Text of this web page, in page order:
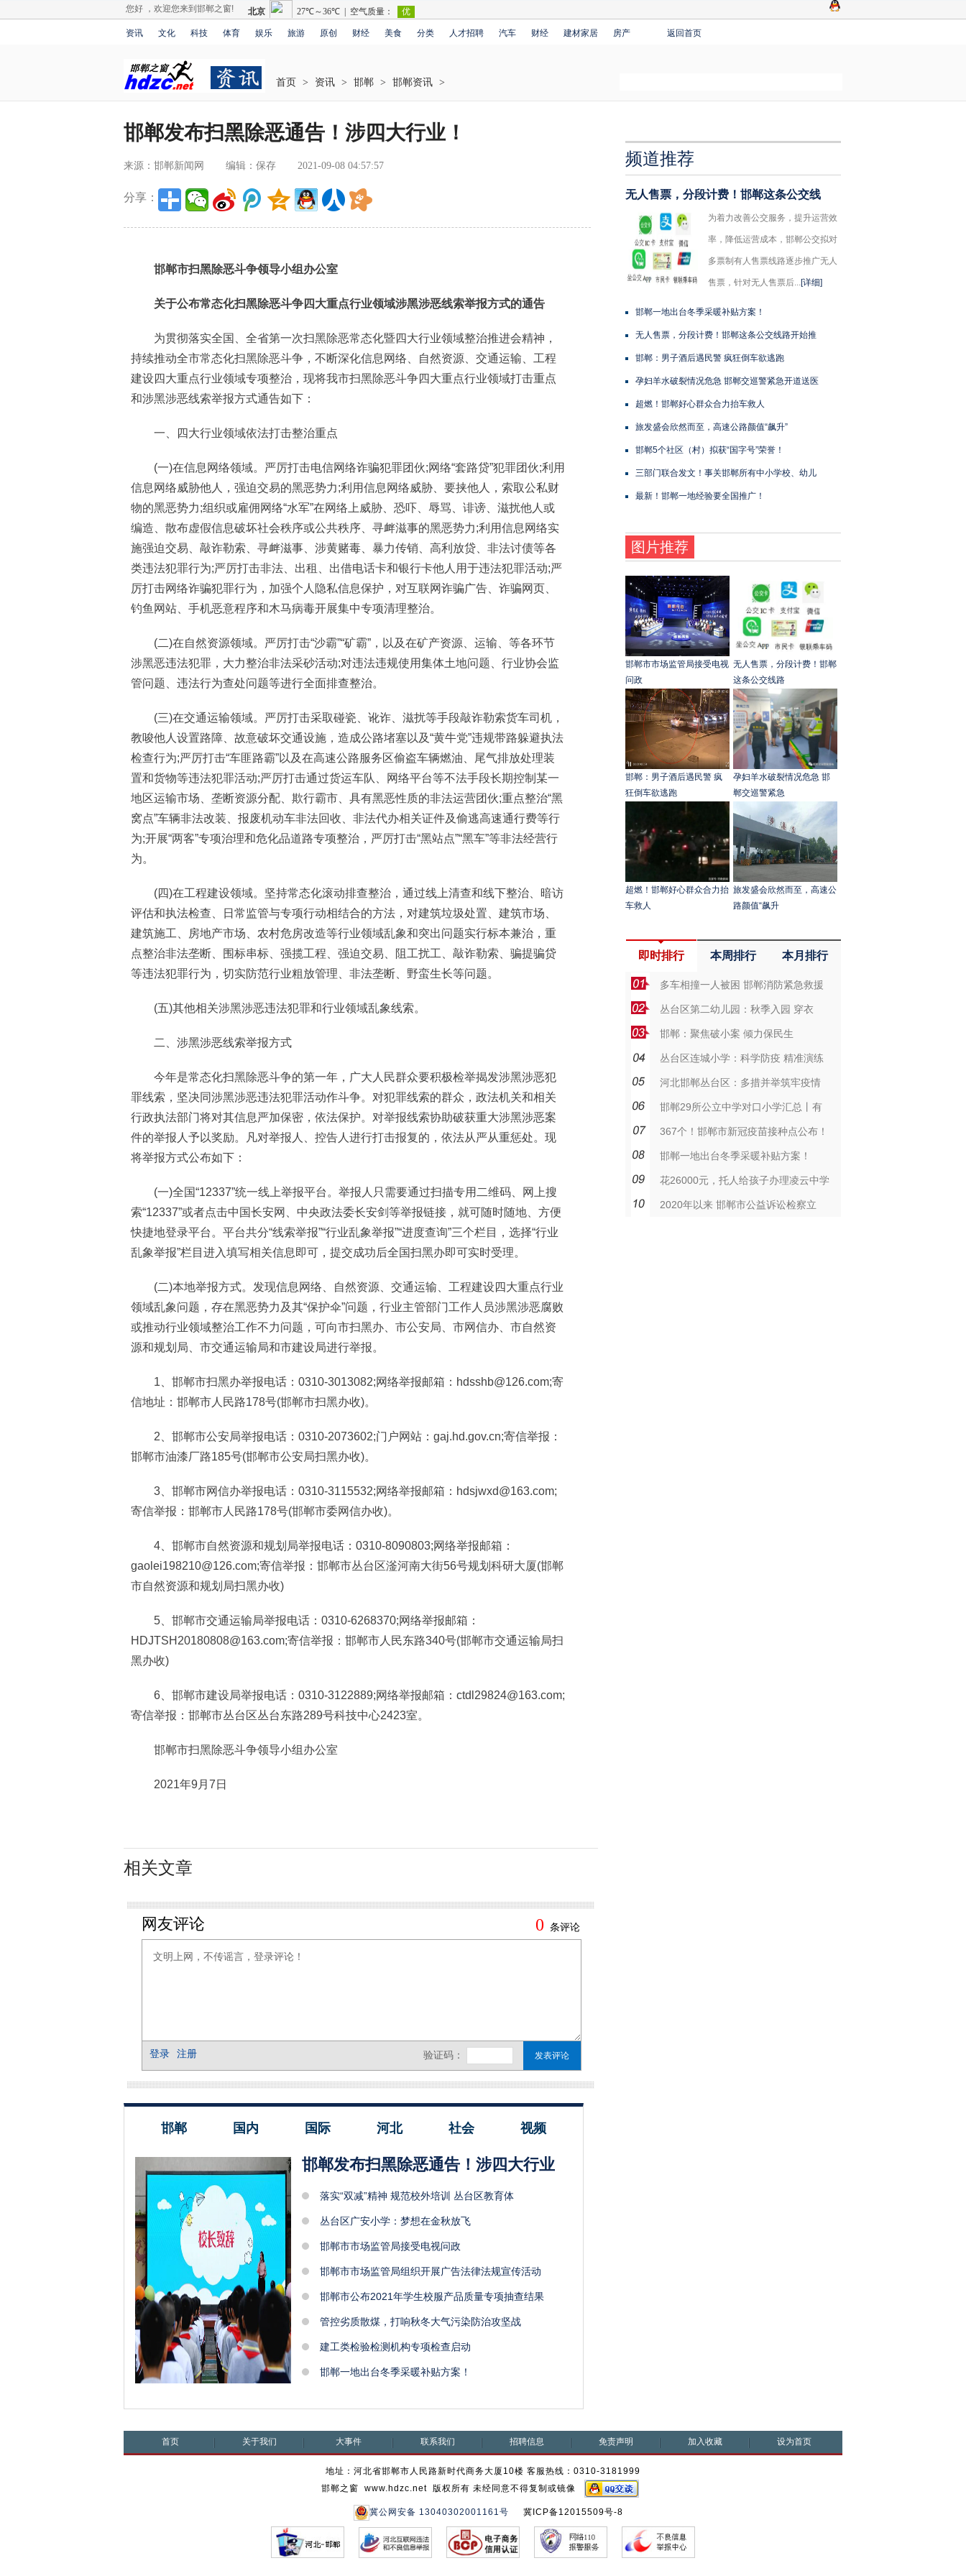
您好 ，欢迎您来到邯郸之窗!
资讯 文化 科技 体育 娱乐 旅游 原创 财经 美食 分类 人才招聘 汽车 财经 建材家居 房产 返回首页
首页 > 资讯 > 邯郸 > 邯郸资讯 >
邯郸发布扫黑除恶通告！涉四大行业！
来源：邯郸新闻网 编辑：保存 2021-09-08 04:57:57
分享：
邯郸市扫黑除恶斗争领导小组办公室
关于公布常态化扫黑除恶斗争四大重点行业领域涉黑涉恶线索举报方式的通告
为贯彻落实全国、全省第一次扫黑除恶常态化暨四大行业领域整治推进会精神，
持续推动全市常态化扫黑除恶斗争，不断深化信息网络、自然资源、交通运输、工程
建设四大重点行业领域专项整治，现将我市扫黑除恶斗争四大重点行业领域打击重点
和涉黑涉恶线索举报方式通告如下：
一、四大行业领域依法打击整治重点
(一)在信息网络领域。严厉打击电信网络诈骗犯罪团伙;网络“套路贷”犯罪团伙;利用
信息网络威胁他人，强迫交易的黑恶势力;利用信息网络威胁、要挟他人，索取公私财
物的黑恶势力;组织或雇佣网络“水军”在网络上威胁、恐吓、辱骂、诽谤、滋扰他人或
编造、散布虚假信息破坏社会秩序或公共秩序、寻衅滋事的黑恶势力;利用信息网络实
施强迫交易、敲诈勒索、寻衅滋事、涉黄赌毒、暴力传销、高利放贷、非法讨债等各
类违法犯罪行为;严厉打击非法、出租、出借电话卡和银行卡他人用于违法犯罪活动;严
厉打击网络诈骗犯罪行为，加强个人隐私信息保护，对互联网诈骗广告、诈骗网页、
钓鱼网站、手机恶意程序和木马病毒开展集中专项清理整治。
(二)在自然资源领域。严厉打击“沙霸”“矿霸”，以及在矿产资源、运输、等各环节
涉黑恶违法犯罪，大力整治非法采砂活动;对违法违规使用集体土地问题、行业协会监
管问题、违法行为查处问题等进行全面排查整治。
(三)在交通运输领域。严厉打击采取碰瓷、讹诈、滋扰等手段敲诈勒索货车司机，
教唆他人设置路障、故意破坏交通设施，造成公路堵塞以及“黄牛党”违规带路躲避执法
检查行为;严厉打击“车匪路霸”以及在高速公路服务区偷盗车辆燃油、尾气排放处理装
置和货物等违法犯罪活动;严厉打击通过货运车队、网络平台等不法手段长期控制某一
地区运输市场、垄断资源分配、欺行霸市、具有黑恶性质的非法运营团伙;重点整治“黑
窝点”车辆非法改装、报废机动车非法回收、非法代办相关证件及偷逃高速通行费等行
为;开展“两客”专项治理和危化品道路专项整治，严厉打击“黑站点”“黑车”等非法经营行
为。
(四)在工程建设领域。坚持常态化滚动排查整治，通过线上清查和线下整治、暗访
评估和执法检查、日常监管与专项行动相结合的方法，对建筑垃圾处置、建筑市场、
建筑施工、房地产市场、农村危房改造等行业领域乱象和突出问题实行标本兼治，重
点整治非法垄断、围标串标、强揽工程、强迫交易、阻工扰工、敲诈勒索、骗提骗贷
等违法犯罪行为，切实防范行业粗放管理、非法垄断、野蛮生长等问题。
(五)其他相关涉黑涉恶违法犯罪和行业领域乱象线索。
二、涉黑涉恶线索举报方式
今年是常态化扫黑除恶斗争的第一年，广大人民群众要积极检举揭发涉黑涉恶犯
罪线索，坚决同涉黑涉恶违法犯罪活动作斗争。对犯罪线索的群众，政法机关和相关
行政执法部门将对其信息严加保密，依法保护。对举报线索协助破获重大涉黑涉恶案
件的举报人予以奖励。凡对举报人、控告人进行打击报复的，依法从严从重惩处。现
将举报方式公布如下：
(一)全国“12337”统一线上举报平台。举报人只需要通过扫描专用二维码、网上搜
索“12337”或者点击中国长安网、中央政法委长安剑等举报链接，就可随时随地、方便
快捷地登录平台。平台共分“线索举报”“行业乱象举报”“进度查询”三个栏目，选择“行业
乱象举报”栏目进入填写相关信息即可，提交成功后全国扫黑办即可实时受理。
(二)本地举报方式。发现信息网络、自然资源、交通运输、工程建设四大重点行业
领域乱象问题，存在黑恶势力及其“保护伞”问题，行业主管部门工作人员涉黑涉恶腐败
或推动行业领域整治工作不力问题，可向市扫黑办、市公安局、市网信办、市自然资
源和规划局、市交通运输局和市建设局进行举报。
1、邯郸市扫黑办举报电话：0310-3013082;网络举报邮箱：hdsshb@126.com;寄
信地址：邯郸市人民路178号(邯郸市扫黑办收)。
2、邯郸市公安局举报电话：0310-2073602;门户网站：gaj.hd.gov.cn;寄信举报：
邯郸市油漆厂路185号(邯郸市公安局扫黑办收)。
3、邯郸市网信办举报电话：0310-3115532;网络举报邮箱：hdsjwxd@163.com;
寄信举报：邯郸市人民路178号(邯郸市委网信办收)。
4、邯郸市自然资源和规划局举报电话：0310-8090803;网络举报邮箱：
gaolei198210@126.com;寄信举报：邯郸市丛台区滏河南大街56号规划科研大厦(邯郸
市自然资源和规划局扫黑办收)
5、邯郸市交通运输局举报电话：0310-6268370;网络举报邮箱：
HDJTSH20180808@163.com;寄信举报：邯郸市人民东路340号(邯郸市交通运输局扫
黑办收)
6、邯郸市建设局举报电话：0310-3122889;网络举报邮箱：ctdl29824@163.com;
寄信举报：邯郸市丛台区丛台东路289号科技中心2423室。
邯郸市扫黑除恶斗争领导小组办公室
2021年9月7日
相关文章
邯郸 国内 国际 河北 社会 视频
邯郸发布扫黑除恶通告！涉四大行业
落实“双减”精神 规范校外培训 丛台区教育体
丛台区广安小学：梦想在金秋放飞
邯郸市市场监管局接受电视问政
邯郸市市场监管局组织开展广告法律法规宣传活动
邯郸市公布2021年学生校服产品质量专项抽查结果
管控劣质散煤，打响秋冬大气污染防治攻坚战
建工类检验检测机构专项检查启动
邯郸一地出台冬季采暖补贴方案！
频道推荐
无人售票，分段计费！邯郸这条公交线
为着力改善公交服务，提升运营效
率，降低运营成本，邯郸公交拟对
多票制有人售票线路逐步推广无人
售票，针对无人售票后...[详细]
邯郸一地出台冬季采暖补贴方案！
无人售票，分段计费！邯郸这条公交线路开始推
邯郸：男子酒后遇民警 疯狂倒车欲逃跑
孕妇羊水破裂情况危急 邯郸交巡警紧急开道送医
超燃！邯郸好心群众合力抬车救人
旅发盛会欣然而至，高速公路颜值“飙升”
邯郸5个社区（村）拟获“国字号”荣誉！
三部门联合发文！事关邯郸所有中小学校、幼儿
最新！邯郸一地经验要全国推广！
图片推荐
邯郸市市场监管局接受电视
问政
无人售票，分段计费！邯郸
这条公交线路
邯郸：男子酒后遇民警 疯
狂倒车欲逃跑
孕妇羊水破裂情况危急 邯
郸交巡警紧急
超燃！邯郸好心群众合力抬
车救人
旅发盛会欣然而至，高速公
路颜值“飙升
即时排行 本周排行 本月排行
多车相撞一人被困 邯郸消防紧急救援
丛台区第二幼儿园：秋季入园 穿衣
邯郸：聚焦破小案 倾力保民生
丛台区连城小学：科学防疫 精准演练
河北邯郸丛台区：多措并举筑牢疫情
邯郸29所公立中学对口小学汇总丨有
367个！邯郸市新冠疫苗接种点公布！
邯郸一地出台冬季采暖补贴方案！
花26000元，托人给孩子办理凌云中学
2020年以来 邯郸市公益诉讼检察立
首页 关于我们 大事件 联系我们 招聘信息 免责声明 加入收藏 设为首页
地址：河北省邯郸市人民路新时代商务大厦10楼 客服热线：0310-3181999
邯郸之窗 www.hdzc.net 版权所有 未经同意不得复制或镜像
冀公网安备 13040302001161号 冀ICP备12015509号-8